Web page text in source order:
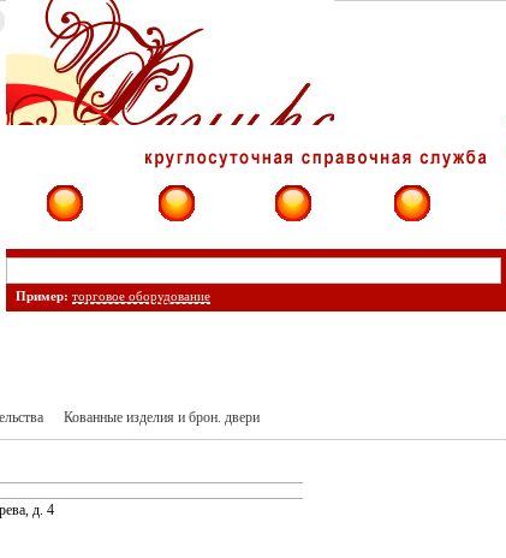
Пример: торговое оборудование
Кованные изделия и брон. двери
д. 4